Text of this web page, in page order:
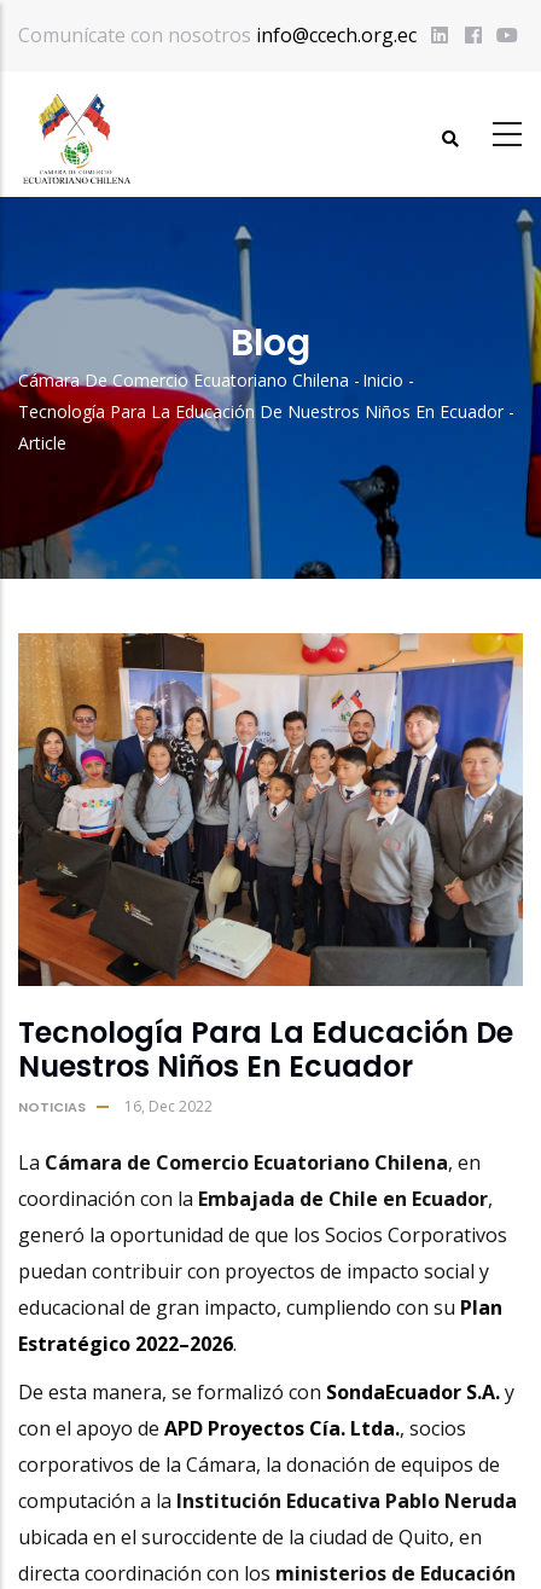
contenido
principal
Comunícate con nosotros info@ccech.org.ec
Blog
Sobrescribir
Enlaces
Ayuda
A
La
Navegación
Cámara De Comercio Ecuatoriano Chilena - Inicio -
Tecnología Para La Educación De Nuestros Niños En Ecuador -
Article
Tecnología Para La Educación De
Nuestros Niños En Ecuador
NOTICIAS 16, Dec 2022
La Cámara de Comercio Ecuatoriano Chilena, en
coordinación con la Embajada de Chile en Ecuador,
generó la oportunidad de que los Socios Corporativos
puedan contribuir con proyectos de impacto social y
educacional de gran impacto, cumpliendo con su Plan
Estratégico 2022–2026.
De esta manera, se formalizó con SondaEcuador S.A.y
con el apoyo de APD Proyectos Cía. Ltda., socios
corporativos de la Cámara, la donación de equipos de
computación a la Institución Educativa Pablo Neruda
ubicada en el suroccidente de la ciudad de Quito, en
directa coordinación con los ministerios de Educación